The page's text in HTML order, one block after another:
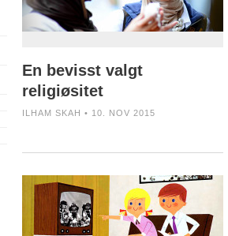
En bevisst valgt
religiøsitet
ILHAM SKAH • 10. NOV 2015